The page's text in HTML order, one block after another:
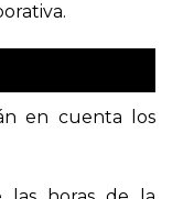
en cuenta los